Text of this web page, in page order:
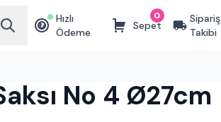
₺
Hızlı
Ödeme
Sepet
0
Sipariş
Takibi
No 4 Ø27cm